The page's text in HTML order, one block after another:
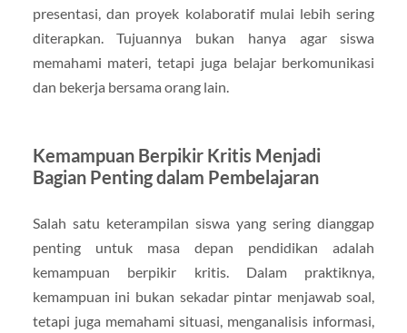
presentasi, dan proyek kolaboratif mulai lebih sering
diterapkan. Tujuannya bukan hanya agar siswa
memahami materi, tetapi juga belajar berkomunikasi
dan bekerja bersama orang lain.
Kemampuan Berpikir Kritis Menjadi
Bagian Penting dalam Pembelajaran
Salah satu keterampilan siswa yang sering dianggap
penting untuk masa depan pendidikan adalah
kemampuan berpikir kritis. Dalam praktiknya,
kemampuan ini bukan sekadar pintar menjawab soal,
tetapi juga memahami situasi, menganalisis informasi,